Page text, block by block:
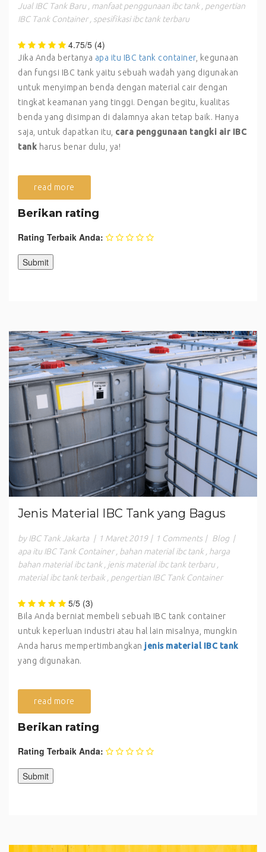
Jual IBC Tank Baru manfaat penggunaan ibc tank
pengertian
IBC Tank Container
spesifikasi ibc tank terbaru
4.75/5 (4)
Jika Anda bertanya apa itu IBC tank container, kegunaan
dan fungsi IBC tank yaitu sebuah wadah yang digunakan
untuk menyimpan benda dengan material cair dengan
tingkat keamanan yang tinggi. Dengan begitu, kualitas
benda yang disimpan di dalamnya akan tetap baik. Hanya
saja, untuk dapatkan itu, cara penggunaan tangki air IBC
tank harus benar dulu, ya!
read more
Berikan rating
Rating Terbaik Anda:
Jenis Material IBC Tank yang Bagus
by IBC Tank Jakarta | 1 Maret 2019 | 1 Comments | Blog |
apa itu IBC Tank Container
bahan material ibc tank
harga
bahan material ibc tank
jenis material ibc tank terbaru
material ibc tank terbaik
pengertian IBC Tank Container
5/5 (3)
Bila Anda berniat membeli sebuah IBC tank container
untuk keperluan industri atau hal lain misalnya, mungkin
Anda harus mempertimbangkan jenis material IBC tank
yang digunakan.
read more
Berikan rating
Rating Terbaik Anda: